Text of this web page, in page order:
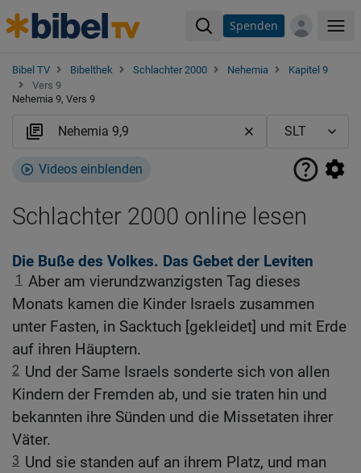
Spenden
Bibel TV Bibelthek Schlachter 2000 Nehemia
Kapitel 9
Vers 9
Nehemia 9, Vers 9
Videos einblenden
Schlachter 2000 online lesen
Die Buße des Volkes. Das Gebet der Leviten
1 Aber am vierundzwanzigsten Tag dieses
Monats kamen die Kinder Israels zusammen
unter Fasten, in Sacktuch [gekleidet] und mit Erde
auf ihren Häuptern.
2 Und der Same Israels sonderte sich von allen
Kindern der Fremden ab, und sie traten hin und
bekannten ihre Sünden und die Missetaten ihrer
Väter.
3 Und sie standen auf an ihrem Platz, und man